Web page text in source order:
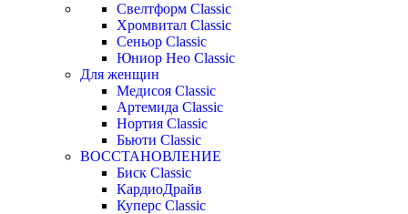
Свелтформ Classic
Хромвитал Classic
Сеньор Classic
Юниор Нео Classic
Для женщин
Медисоя Classic
Артемида Classic
Нортия Classic
Бьюти Classic
ВОССТАНОВЛЕНИЕ
Биск Classic
КардиоДрайв
Куперс Classic